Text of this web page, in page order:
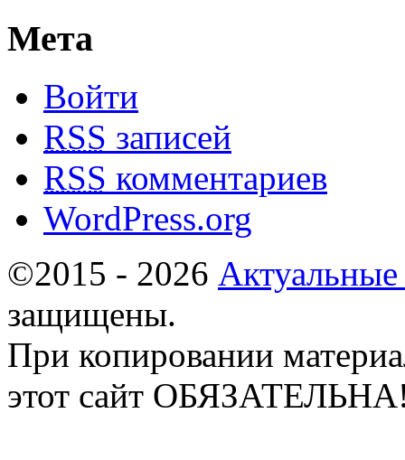
Мета
Войти
RSS записей
RSS комментариев
WordPress.org
©2015 - 2026
защищены.
При копировании
этот сайт